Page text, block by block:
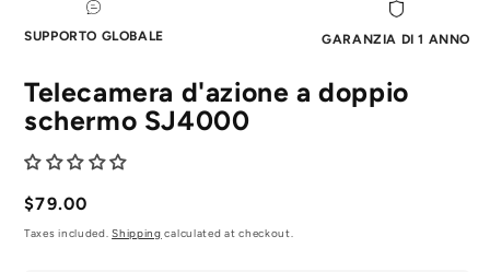
SUPPORTO GLOBALE GARANZIA DI 1 ANNO
Telecamera d'azione a doppio
schermo SJ4000
Prezzo
normale
$79.00
Taxes included.Shipping calculated at checkout.